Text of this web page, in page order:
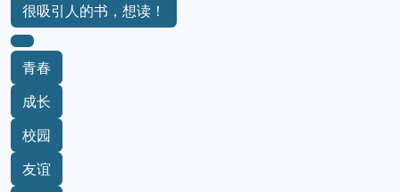
很吸引人的书，想读！
青春
成长
校园
友谊